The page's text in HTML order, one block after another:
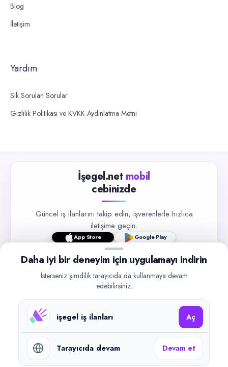
Blog
İletişim
Yardım
Sık Sorulan Sorular
Gizlilik Politikası ve KVKK Aydınlatma Metni
İşegel.net mobil
cebinizde
Güncel iş ilanlarını takip edin, işverenlerle hızlıca
iletişime geçin.
App Store Google Play
işegel.net bir ilan yayın platformudur; iş bulma aracılığı veya işe
yerleştirme faaliyeti yapmaz.
Benzer aramalar
Daha iyi bir deneyim için uygulamayı indirin
İsterseniz şimdilik tarayıcıda da kullanmaya devam
edebilirsiniz.
işegel iş ilanları Aç
Tarayıcıda devam Devam et